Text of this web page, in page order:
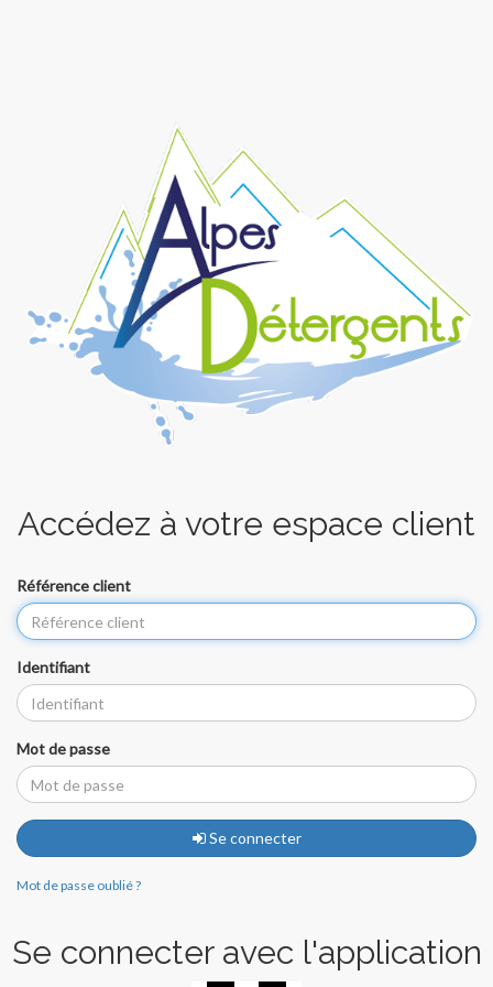
Accédez à votre espace client
Référence client
Identifiant
Mot de passe
Se connecter
Mot de passe oublié ?
Se connecter avec l'application